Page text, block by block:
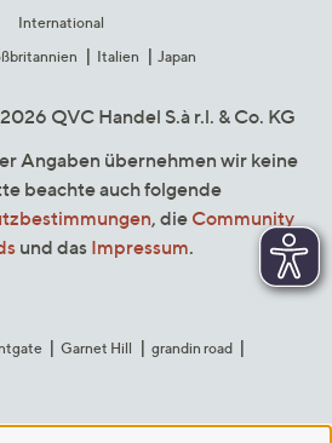
International
Italien Japan
QVC Handel S.à r.l. & Co. KG
Angaben übernehmen wir keine
beachte auch folgende
, die Community
und das Impressum.
Garnet Hill
grandin road